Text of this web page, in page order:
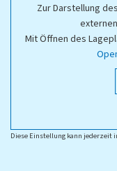
Zur Darstellung
Mit Öffnen des
Diese Einstellung kann jederzeit